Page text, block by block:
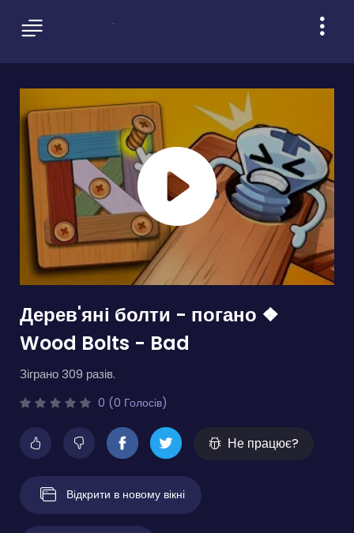
Дерев'яні болти - погано ❖
Wood Bolts - Bad
Зіграно 309 разів.
0 (0 Голосів)
Не працює?
Відкрити в новому вікні